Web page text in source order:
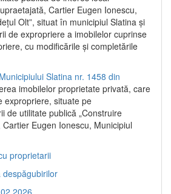
Cartier Eugen Ionescu,
Olt”, situat în municipiul Slatina şi
de expropriere a imobilelor cuprinse
cu modificările şi completările
Slatina nr. 1458 din
imobilelor proprietate privată, care
expropriere, situate pe
de utilitate publică „Construire
Eugen Ionescu, Municipiul
proprietarii
despăgubirilor